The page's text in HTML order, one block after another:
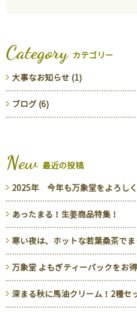
Category カテゴリー
大事なお知らせ (1)
ブログ (6)
New 最近の投稿
2025年 今年も万象堂をよろしく
あったまる！生姜商品特集！
寒い夜は、ホットな若葉桑茶でま
万象堂 よもぎティーパックをお
深まる秋に馬油クリーム！2種セ